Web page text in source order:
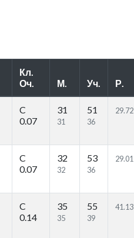
Кл.
Оч.
М. Уч. Р.
C
0.07
31
31
51
36
29.72
C
0.07
32
32
53
36
29.01
C
0.14
35
35
55
39
41.13